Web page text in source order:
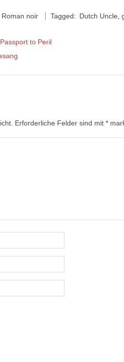
Roman noir Tagged: Dutch Uncle
to Peril
Erforderliche Felder sind mit *